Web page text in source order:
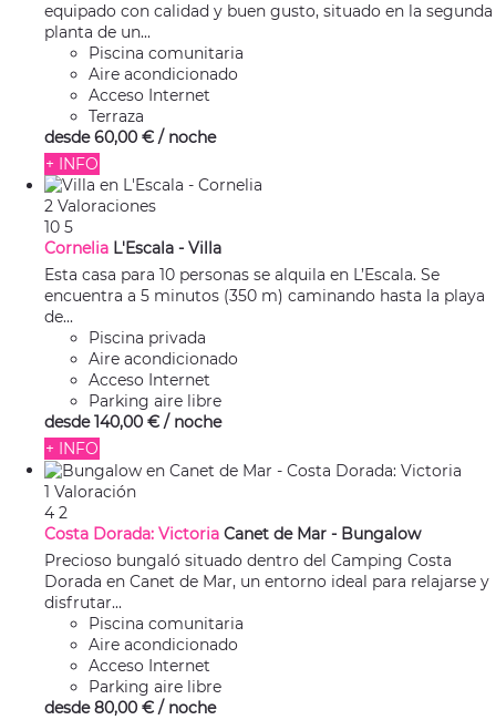
equipado con calidad y buen gusto, situado en la segunda
planta de un...
Piscina comunitaria
Aire acondicionado
Acceso Internet
Terraza
desde 60,00 € / noche
+ INFO
2 Valoraciones
10 5
Cornelia L'Escala - Villa
Esta casa para 10 personas se alquila en L’Escala. Se
encuentra a 5 minutos (350 m) caminando hasta la playa
de...
Piscina privada
Aire acondicionado
Acceso Internet
Parking aire libre
desde 140,00 € / noche
+ INFO
1 Valoración
4 2
Costa Dorada: Victoria Canet de Mar - Bungalow
Precioso bungaló situado dentro del Camping Costa
Dorada en Canet de Mar, un entorno ideal para relajarse y
disfrutar...
Piscina comunitaria
Aire acondicionado
Acceso Internet
Parking aire libre
desde 80,00 € / noche